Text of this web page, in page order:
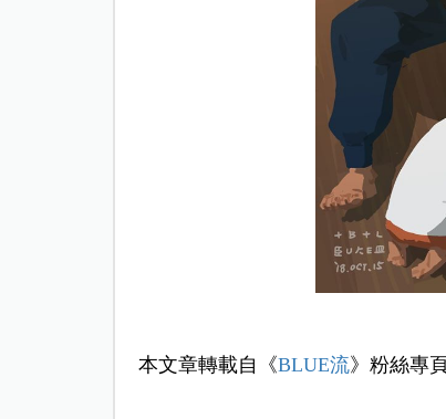
本文章轉載自《BLUE流》粉絲專